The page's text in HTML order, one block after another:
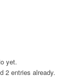
yet.
2 entries already.